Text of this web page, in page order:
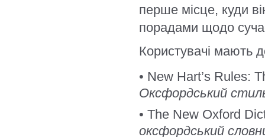
перше місце, куди
порадами щодо
Користувачі мають
• New Hart’s Rules:
Оксфордський
• The New Oxford
оксфордський